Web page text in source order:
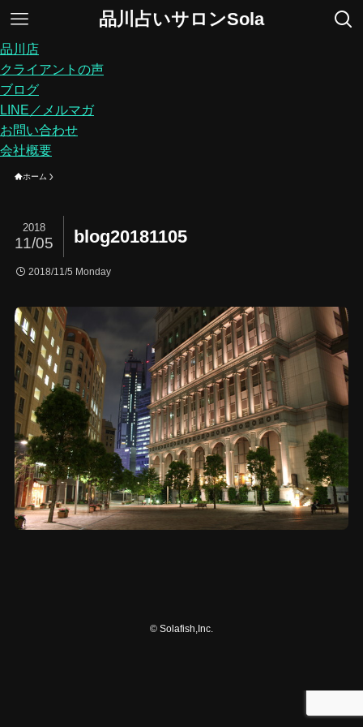
品川占いサロンSola
品川店
クライアントの声
ブログ
LINE／メルマガ
お問い合わせ
会社概要
ホーム
blog20181105
2018
11/05
2018/11/5 Monday
© Solafish,Inc.